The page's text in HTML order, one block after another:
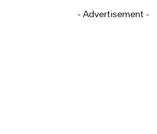
- Advertisement -